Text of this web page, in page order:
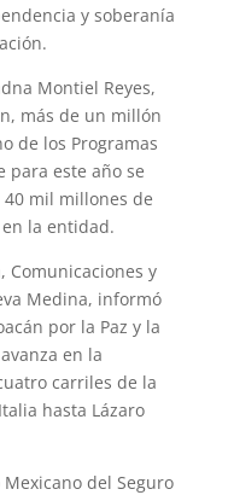
y soberanía
Montiel Reyes,
más de un millón
de los Programas
para este año se
mil millones de
la entidad.
Comunicaciones y
Medina, informó
por la Paz y la
en la
carriles de la
hasta Lázaro
del Seguro